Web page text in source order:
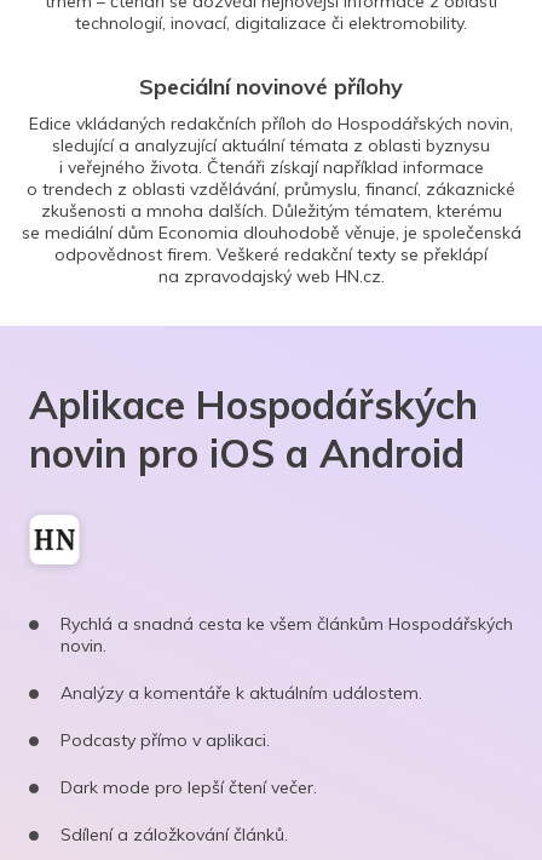
technologií, inovací, digitalizace či elektromobility.
Speciální novinové přílohy
Edice vkládaných redakčních příloh do Hospodářských novin,
sledující a analyzující aktuální témata z oblasti byznysu
i veřejného života. Čtenáři získají například informace
o trendech z oblasti vzdělávání, průmyslu, financí, zákaznické
zkušenosti a mnoha dalších. Důležitým tématem, kterému
se mediální dům Economia dlouhodobě věnuje, je společenská
odpovědnost firem. Veškeré redakční texty se překlápí
na zpravodajský web HN.cz.
Aplikace Hospodářských
novin pro iOS a Android
Rychlá a snadná cesta ke všem článkům Hospodářských
novin.
Analýzy a komentáře k aktuálním událostem.
Podcasty přímo v aplikaci.
Dark mode pro lepší čtení večer.
Sdílení a záložkování článků.